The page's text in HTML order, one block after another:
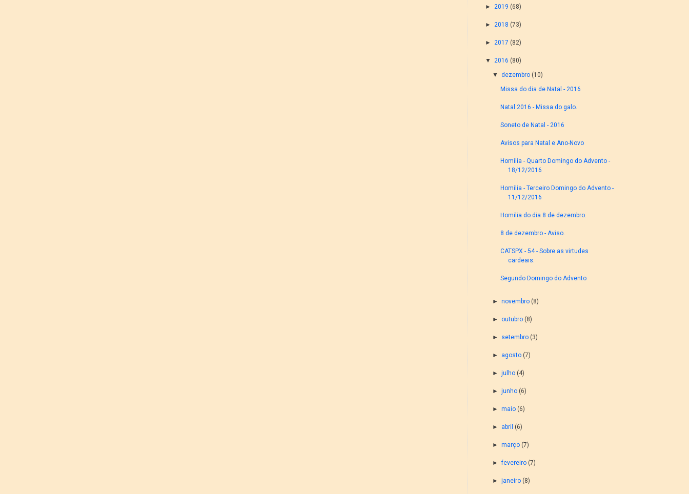
► 2019 (68)
► 2018 (73)
► 2017 (82)
▼ 2016 (80)
▼ dezembro (10)
Missa do dia de Natal - 2016
Natal 2016 - Missa do galo.
Soneto de Natal - 2016
Avisos para Natal e Ano-Novo
Homilia - Quarto Domingo do Advento -
18/12/2016
Homilia - Terceiro Domingo do Advento -
11/12/2016
Homilia do dia 8 de dezembro.
8 de dezembro - Aviso.
CATSPX - 54 - Sobre as virtudes
cardeais.
Segundo Domingo do Advento
►novembro (8)
►outubro (8)
► setembro (3)
► agosto (7)
►julho (4)
►junho (6)
►maio (6)
► abril (6)
►março (7)
►fevereiro (7)
►janeiro (8)